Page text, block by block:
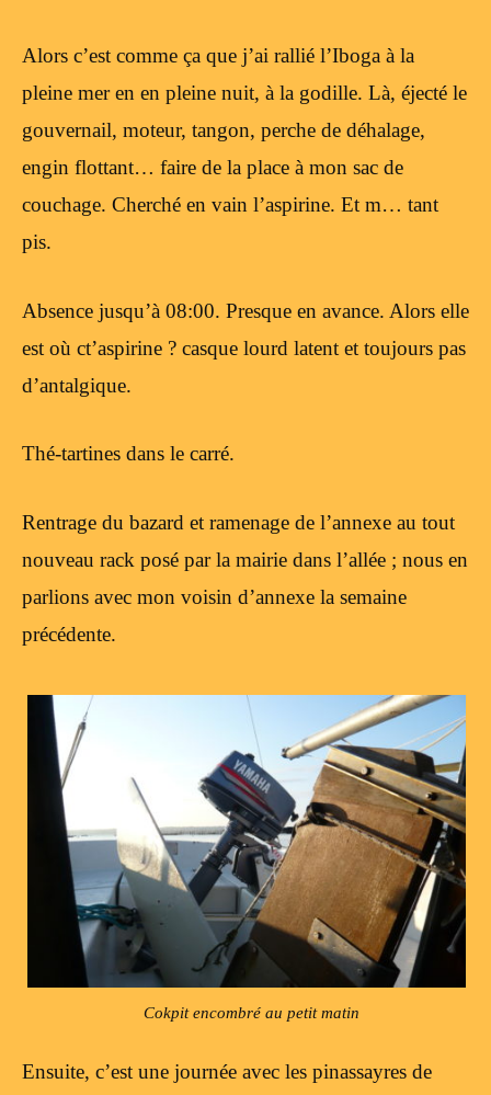
Alors c’est comme ça que j’ai rallié l’Iboga à la
pleine mer en en pleine nuit, à la godille. Là, éjecté le
gouvernail, moteur, tangon, perche de déhalage,
engin flottant… faire de la place à mon sac de
couchage. Cherché en vain l’aspirine. Et m… tant
pis.
Absence jusqu’à 08:00. Presque en avance. Alors elle
est où ct’aspirine ? casque lourd latent et toujours pas
d’antalgique.
Thé-tartines dans le carré.
Rentrage du bazard et ramenage de l’annexe au tout
nouveau rack posé par la mairie dans l’allée ; nous en
parlions avec mon voisin d’annexe la semaine
précédente.
Cokpit encombré au petit matin
Ensuite, c’est une journée avec les pinassayres de